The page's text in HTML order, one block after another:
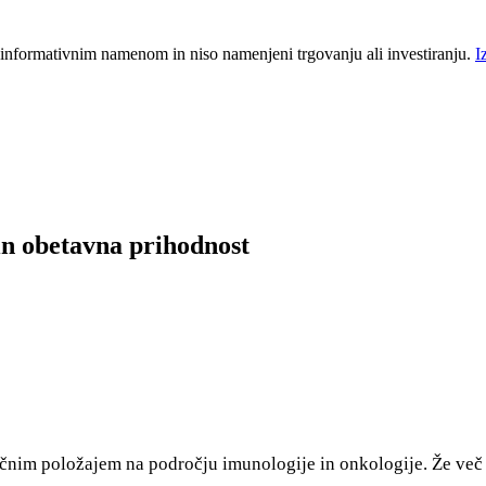
namenom in niso namenjeni trgovanju ali investiranju.
obetavna prihodnost
položajem na področju imunologije in onkologije. Že